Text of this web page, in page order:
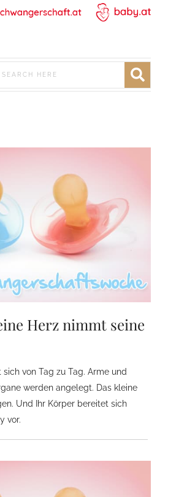
Herz nimmt seine
von Tag zu Tag. Arme und
werden angelegt. Das kleine
Und Ihr Körper bereitet sich
vor.